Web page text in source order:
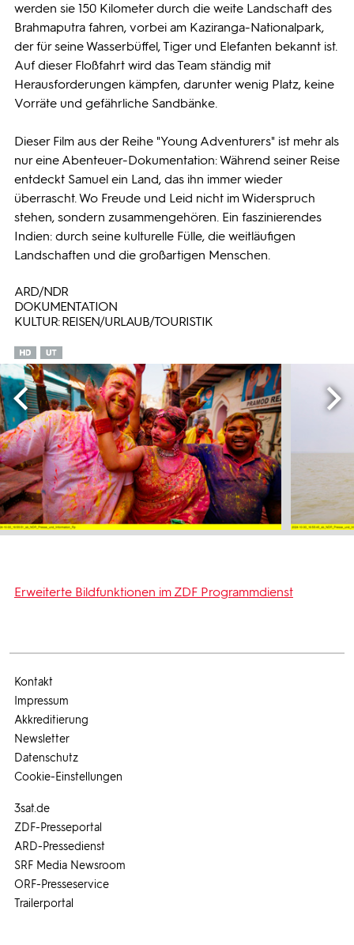
werden sie 150 Kilometer durch die weite Landschaft des
Brahmaputra fahren, vorbei am Kaziranga-Nationalpark,
der für seine Wasserbüffel, Tiger und Elefanten bekannt ist.
Auf dieser Floßfahrt wird das Team ständig mit
Herausforderungen kämpfen, darunter wenig Platz, keine
Vorräte und gefährliche Sandbänke.
Dieser Film aus der Reihe "Young Adventurers" ist mehr als
nur eine Abenteuer-Dokumentation: Während seiner Reise
entdeckt Samuel ein Land, das ihn immer wieder
überrascht. Wo Freude und Leid nicht im Widerspruch
stehen, sondern zusammengehören. Ein faszinierendes
Indien: durch seine kulturelle Fülle, die weitläufigen
Landschaften und die großartigen Menschen.
ARD/NDR
DOKUMENTATION
KULTUR: REISEN/URLAUB/TOURISTIK
Erweiterte Bildfunktionen im ZDF Programmdienst
3sat.de
ZDF-Presseportal
ARD-Pressedienst
SRF Media Newsroom
ORF-Presseservice
Trailerportal
Kontakt
Impressum
Akkreditierung
Newsletter
Datenschutz
Cookie-Einstellungen